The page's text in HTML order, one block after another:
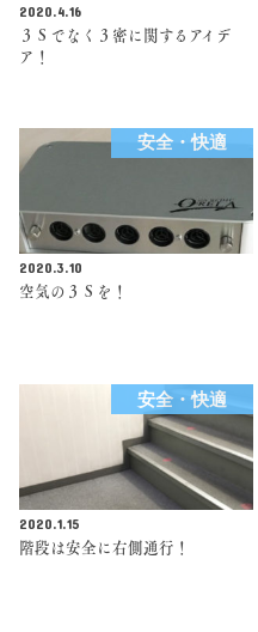
2020.4.16
３Ｓでなく３密に関するアイデ
ア！
安全・快適
2020.3.10
空気の３Ｓを！
安全・快適
2020.1.15
階段は安全に右側通行！